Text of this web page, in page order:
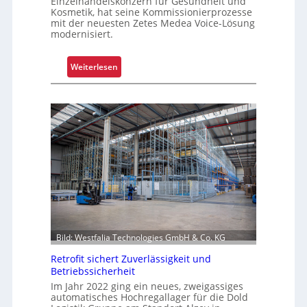
Kosmetik, hat seine Kommissionierprozesse
mit der neuesten Zetes Medea Voice-Lösung
modernisiert.
Weiterlesen:
K
m
m
i
s
s
i
o
n
e
r
u
n
g
Bild: Westfalia Technologies GmbH & Co. KG
Retrofit sichert Zuverlässigkeit und
Betriebssicherheit
Im Jahr 2022 ging ein neues, zweigassiges
automatisches Hochregallager für die Dold